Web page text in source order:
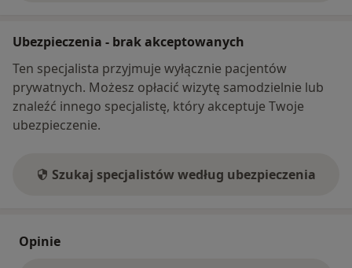
Ubezpieczenia - brak akceptowanych
Ten specjalista przyjmuje wyłącznie pacjentów
prywatnych. Możesz opłacić wizytę samodzielnie lub
znaleźć innego specjalistę, który akceptuje Twoje
ubezpieczenie.
Szukaj specjalistów według ubezpieczenia
Opinie